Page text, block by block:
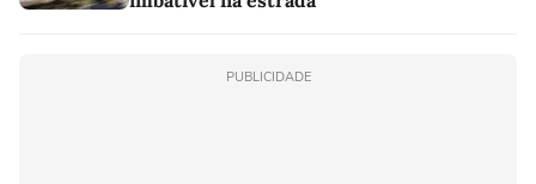
PUBLICIDADE